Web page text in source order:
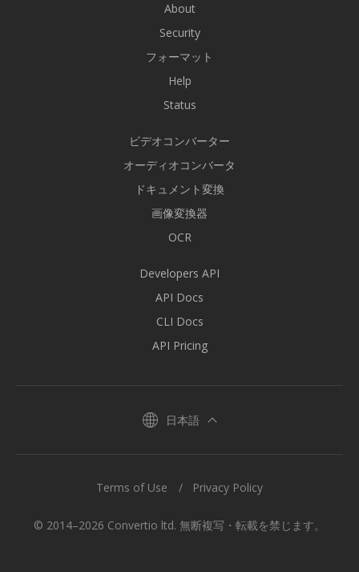
About
Security
フォーマット
Help
Status
ビデオコンバーター
オーディオコンバータ
ドキュメント変換
画像変換器
OCR
Developers API
API Docs
CLI Docs
API Pricing
日本語
© 2014–2026 Convertio ltd. 無断複写・転載を禁じます。
Terms of Use Privacy Policy